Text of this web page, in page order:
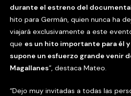
durante el estreno del
hito para Germán, quien nunca ha
viajará exclusivamente a este
que es un hito importante para él y
supone un esfuerzo grande venir
Magallanes”, destaca Mateo.
“Dejo muy invitadas a todas las